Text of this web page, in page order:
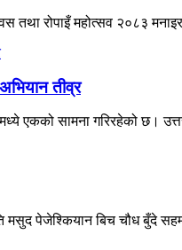
तथा रोपाइँ महोत्सव २०८३
तीव्र
एकको सामना गरिरहेको छ।
मसुद पेजेश्कियान बिच चौध बुँदे